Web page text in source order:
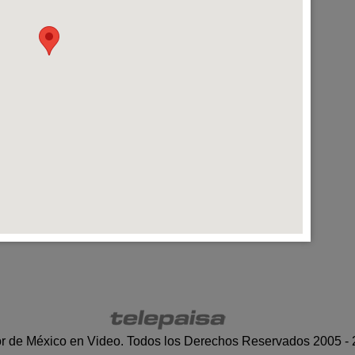
de México en Video. Todos los Derechos Reservados 2005 -